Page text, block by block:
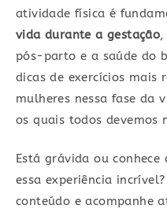
atividade física é
vida durante a gestação
pós-parto e a saúde do
dicas de exercícios mais
mulheres nessa fase da
os quais todos devemos
Está grávida ou
essa experiência
conteúdo e acompanhe